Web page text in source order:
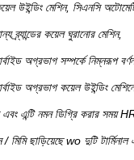
উইন্ডিং মেশিন, সিএনসি
ব্র্যান্ডের কয়েল ঘুরানোর মেশিন,
অগ্রভাগ সম্পর্কে নিম্নরূপ
অগ্রভাগ কয়েল উইন্ডিং
এন্টি নমন ডিগ্রি করার
মিমি ছাড়িয়েছে wo দুটি